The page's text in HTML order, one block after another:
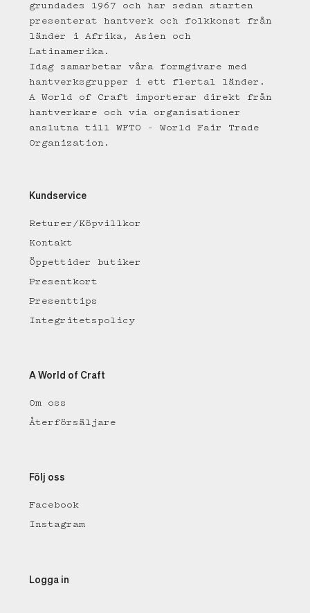
grundades 1967 och har sedan starten
presenterat hantverk och folkkonst från
länder i Afrika, Asien och
Latinamerika.
Idag samarbetar våra formgivare med
hantverksgrupper i ett flertal länder.
A World of Craft importerar direkt från
hantverkare och via organisationer
anslutna till WFTO - World Fair Trade
Organization.
Kundservice
Returer/Köpvillkor
Kontakt
Öppettider butiker
Presentkort
Presenttips
Integritetspolicy
A World of Craft
Om oss
Återförsäljare
Följ oss
Facebook
Instagram
Logga in